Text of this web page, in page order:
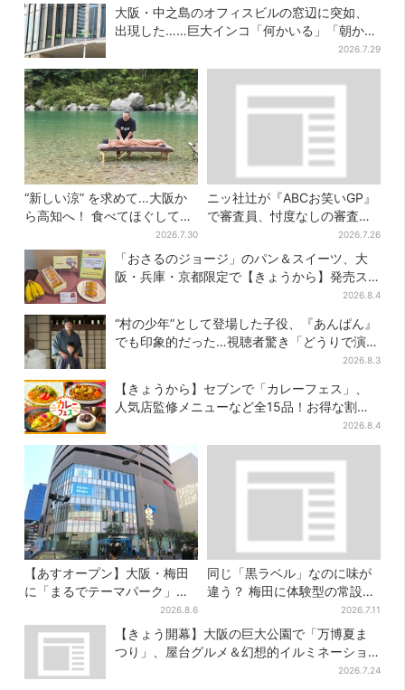
大阪・中之島のオフィスビルの窓辺に突如、
出現した……巨大インコ「何かいる」「朝から
2026.7.29
“新しい涼” を求めて…大阪か
ら高知へ！ 食べてほぐして
「仁淀ブルー」でととのう体
験旅【2026夏最新版】
2026.7.30
ニッ社辻が『ABCお笑いGP』
で審査員、忖度なしの審査に
SNS称賛「的確で面白い」2026.7.26
「おさるのジョージ」のパン＆スイーツ、大
阪・兵庫・京都限定で【きょうから】発売ス
2026.8.4
“村の少年”として登場した子役、『あんぱん』
でも印象的だった…視聴者驚き「どうりで演技
2026.8.3
【きょうから】セブンで「カレーフェス」、
人気店監修メニューなど全15品！お得な割引
2026.8.4
【あすオープン】大阪・梅田
に「まるでテーマパーク」な
巨大スポーツ店、461ブラン
ド集結！ 6フロアをまとめて
紹介
2026.8.6
同じ「黒ラベル」なのに味が
違う？ 梅田に体験型の常設
店、“1人2杯まで”で0次会にも
便利
2026.7.11
【きょう開幕】大阪の巨大公園で「万博夏ま
つり」、屋台グルメ＆幻想的イルミネーショ
2026.7.24